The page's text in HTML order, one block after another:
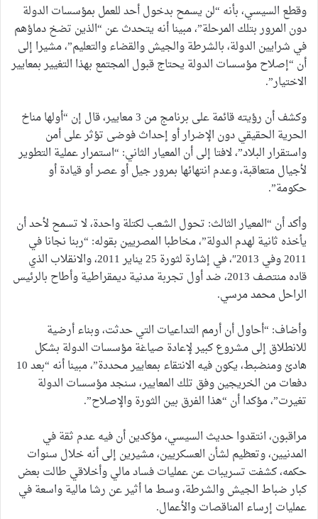
وقطع السيسي، بأنه “لن يسمح بدخول أحد للعمل بمؤسسات الدولة
دون المرور بتلك المرحلة”، مبينا أنه يتحدث عن “الذين تضخ دماؤهم
في شرايين الدولة، بالشرطة والجيش والقضاء والتعليم”، مشيرا إلى
أن “إصلاح مؤسسات الدولة يحتاج قبول المجتمع بهذا التغيير بمعايير
الاختيار”.
وكشف أن رؤيته قائمة على برنامج من 3 معايير، قال إن “أولها مناخ
الحرية الحقيقي دون الإضرار أو إحداث فوضى تؤثر على أمن
واستقرار البلاد”، لافتا إلى أن المعيار الثاني: “استمرار عملية التطوير
لأجيال متعاقبة، وعدم انتهائها بمرور جيل أو عصر أو قيادة أو
حكومة”.
وأكد أن “المعيار الثالث: تحول الشعب لكتلة واحدة، لا تسمح لأحد أن
يأخذه ثانية لهدم الدولة”، مخاطبا المصريين بقوله: “ربنا نجانا في
2011 وفي 2013″، في إشارة لثورة 25 يناير 2011، والانقلاب الذي
قاده منتصف 2013، ضد أول تجربة مدنية ديمقراطية وأطاح بالرئيس
الراحل محمد مرسي.
وأضاف: “أحاول أن أرمم التداعيات التي حدثت، وبناء أرضية
للانطلاق إلى مشروع كبير لإعادة صياغة مؤسسات الدولة بشكل
هادئ ومنضبط، يكون فيه الانتقاء بمعايير محددة”، مبينا أنه “بعد 10
دفعات من الخريجين وفق تلك المعايير، سنجد مؤسسات الدولة
تغيرت”، مؤكدا أن “هذا الفرق بين الثورة والإصلاح”.
مراقبون، انتقدوا حديث السيسي، مؤكدين أن فيه عدم ثقة في
المدنيين، وتعظيم لشأن العسكريين، مشيرين إلى أنه خلال سنوات
حكمه، كشفت تسريبات عن عمليات فساد مالي وأخلاقي طالت بعض
كبار ضباط الجيش والشرطة، وسط ما أثير عن رشا مالية واسعة في
عمليات إرساء المناقصات والأعمال.